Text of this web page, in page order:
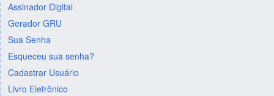
Assinador Digital
Gerador GRU
Sua Senha
Esqueceu sua senha?
Cadastrar Usuário
Livro Eletrônico